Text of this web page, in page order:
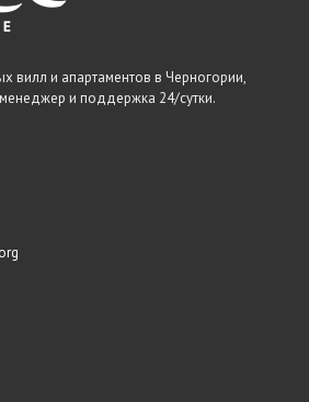
вилл и апартаментов в Черногории,
и поддержка 24/сутки.